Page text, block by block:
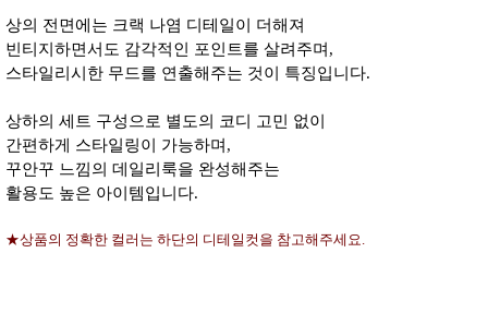
상의 전면에는 크랙 나염 디테일이 더해져
빈티지하면서도 감각적인 포인트를 살려주며,
스타일리시한 무드를 연출해주는 것이 특징입니다.
상하의 세트 구성으로 별도의 코디 고민 없이
간편하게 스타일링이 가능하며,
꾸안꾸 느낌의 데일리룩을 완성해주는
활용도 높은 아이템입니다.
★상품의 정확한 컬러는 하단의 디테일컷을 참고해주세요.